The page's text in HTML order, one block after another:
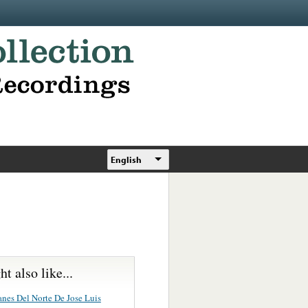
English
also like...
Del Norte De Jose Luis